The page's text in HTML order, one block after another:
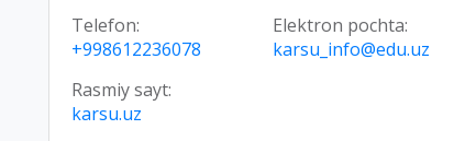
Telefon:
+998612236078
Elektron pochta:
karsu_info@edu.uz
Rasmiy sayt:
karsu.uz